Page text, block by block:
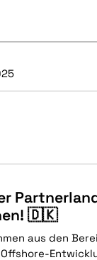
🇩🇰
aus den